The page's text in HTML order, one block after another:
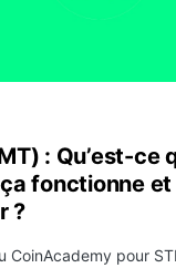
: Qu’est-ce
fonctionne
?
CoinAcademy pour